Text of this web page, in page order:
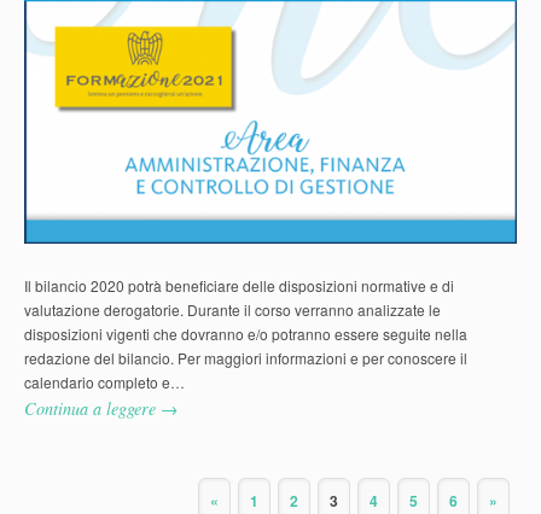
Il bilancio 2020 potrà beneficiare delle disposizioni normative e di
valutazione derogatorie. Durante il corso verranno analizzate le
disposizioni vigenti che dovranno e/o potranno essere seguite nella
redazione del bilancio. Per maggiori informazioni e per conoscere il
calendario completo e…
Continua a leggere →
« 1 2 3 4 5 6 »